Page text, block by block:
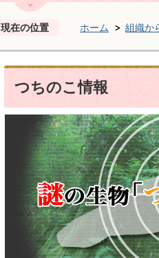
現在の位置 ホーム 組織か
つちのこ情報